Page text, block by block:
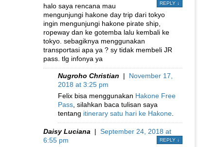
REPLY ↓
halo saya rencana mau
mengunjungi hakone day trip dari tokyo
ingin mengunjungi hakone pirate ship,
ropeway dan ke gotemba lalu kembali ke
tokyo. sebagiknya menggunakan
transportasi apa ya ? sy tidak membeli JR
pass. tlg infonya ya
Nugroho Christian | November 17,
2018 at 3:25 pm
Felix bisa menggunakan Hakone Free
Pass , silahkan baca tulisan saya
tentang itinerary satu hari ke Hakone
Daisy Luciana | September 24, 2018 at
6:55 pm
REPLY ↓